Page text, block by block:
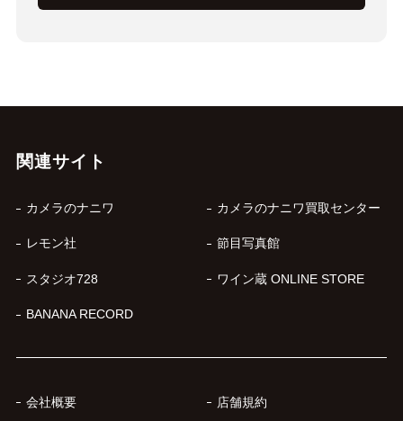
関連サイト
カメラのナニワ カメラのナニワ買取センター
レモン社 節目写真館
スタジオ728 ワイン蔵 ONLINE STORE
BANANA RECORD
会社概要 店舗規約